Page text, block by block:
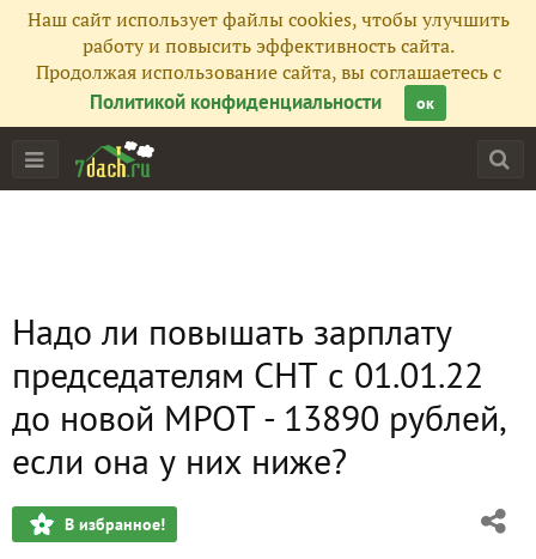
Наш сайт использует файлы cookies, чтобы улучшить
работу и повысить эффективность сайта.
Продолжая использование сайта, вы соглашаетесь с
Политикой конфиденциальности
ок
Надо ли повышать зарплату
председателям СНТ с 01.01.22
до новой МРОТ - 13890 рублей,
если она у них ниже?
В избранное!